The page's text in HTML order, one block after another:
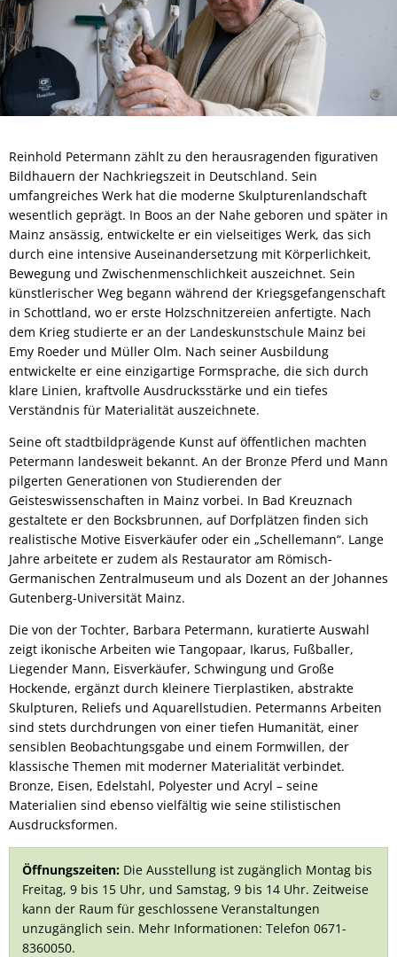
Reinhold Petermann zählt zu den herausragenden figurativen
Bildhauern der Nachkriegszeit in Deutschland. Sein
umfangreiches Werk hat die moderne Skulpturenlandschaft
wesentlich geprägt. In Boos an der Nahe geboren und später in
Mainz ansässig, entwickelte er ein vielseitiges Werk, das sich
durch eine intensive Auseinandersetzung mit Körperlichkeit,
Bewegung und Zwischenmenschlichkeit auszeichnet. Sein
künstlerischer Weg begann während der Kriegsgefangenschaft
in Schottland, wo er erste Holzschnitzereien anfertigte. Nach
dem Krieg studierte er an der Landeskunstschule Mainz bei
Emy Roeder und Müller Olm. Nach seiner Ausbildung
entwickelte er eine einzigartige Formsprache, die sich durch
klare Linien, kraftvolle Ausdrucksstärke und ein tiefes
Verständnis für Materialität auszeichnete.
Seine oft stadtbildprägende Kunst auf öffentlichen machten
Petermann landesweit bekannt. An der Bronze Pferd und Mann
pilgerten Generationen von Studierenden der
Geisteswissenschaften in Mainz vorbei. In Bad Kreuznach
gestaltete er den Bocksbrunnen, auf Dorfplätzen finden sich
realistische Motive Eisverkäufer oder ein „Schellemann“. Lange
Jahre arbeitete er zudem als Restaurator am Römisch-
Germanischen Zentralmuseum und als Dozent an der Johannes
Gutenberg-Universität Mainz.
Die von der Tochter, Barbara Petermann, kuratierte Auswahl
zeigt ikonische Arbeiten wie Tangopaar, Ikarus, Fußballer,
Liegender Mann, Eisverkäufer, Schwingung und Große
Hockende, ergänzt durch kleinere Tierplastiken, abstrakte
Skulpturen, Reliefs und Aquarellstudien. Petermanns Arbeiten
sind stets durchdrungen von einer tiefen Humanität, einer
sensiblen Beobachtungsgabe und einem Formwillen, der
klassische Themen mit moderner Materialität verbindet.
Bronze, Eisen, Edelstahl, Polyester und Acryl – seine
Materialien sind ebenso vielfältig wie seine stilistischen
Ausdrucksformen.
Öffnungszeiten: Die Ausstellung ist zugänglich Montag bis
Freitag, 9 bis 15 Uhr, und Samstag, 9 bis 14 Uhr. Zeitweise
kann der Raum für geschlossene Veranstaltungen
unzugänglich sein. Mehr Informationen: Telefon 0671-
8360050.